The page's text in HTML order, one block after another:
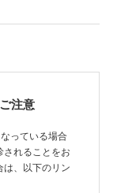
注意
っている場合
れることをお
、以下のリン